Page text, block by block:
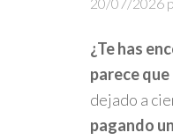
¿Te has
parece
dejado a
pagando